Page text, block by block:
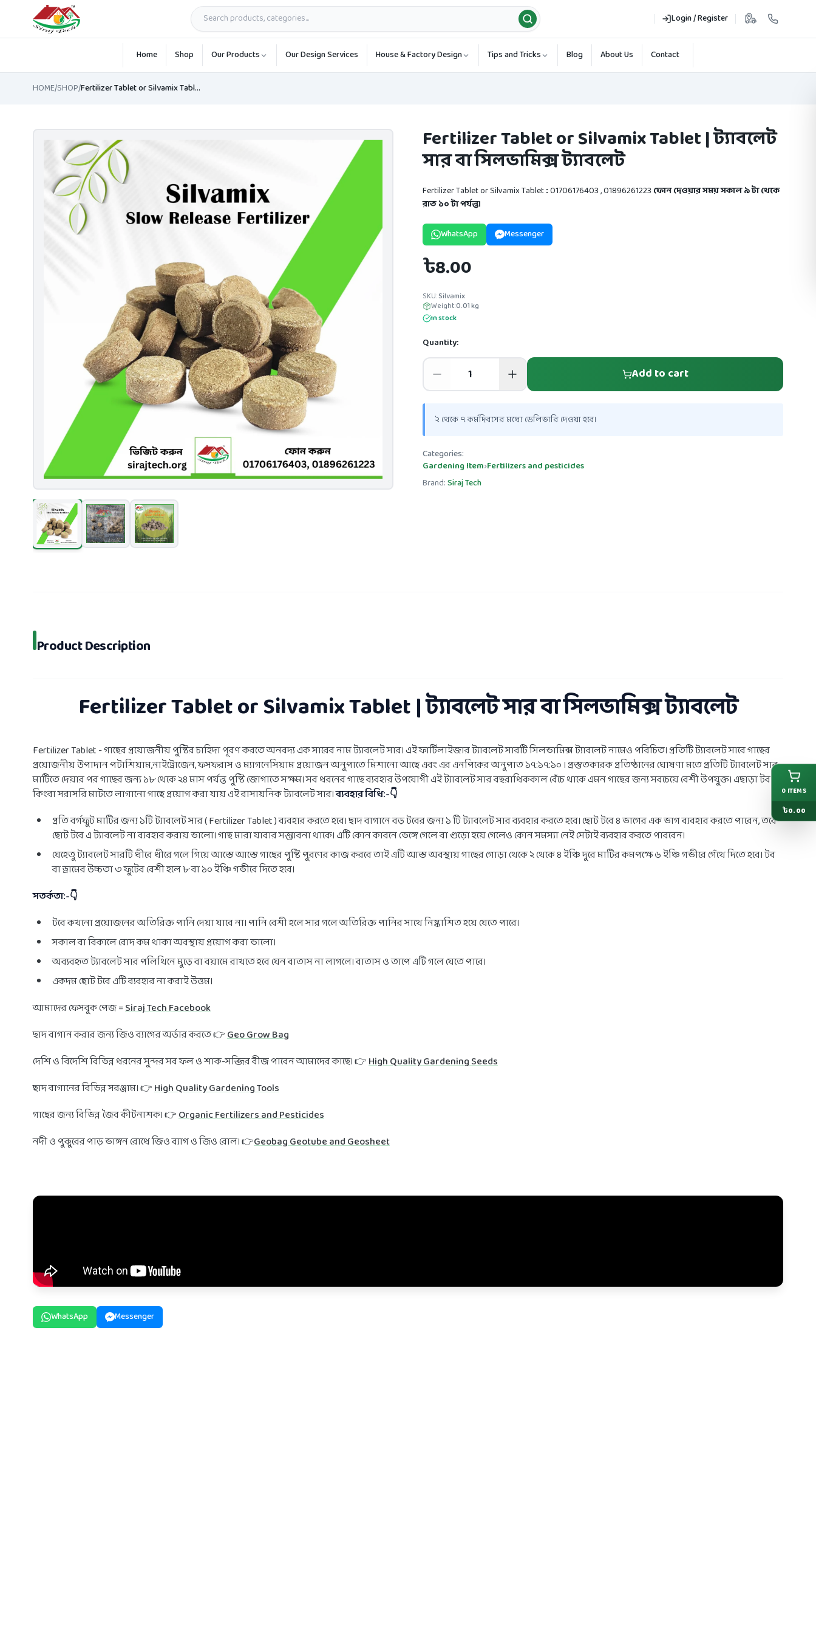
Login / Register
Skip to main content
Home Shop Our Products Our Design Services House & Factory Design Tips and Tricks Blog About Us Contact
HOME/SHOP/ Fertilizer Tablet or Silvamix Tablet | ট্যাবলেট সার বা সিলভামিক্স ট্যাবলেট
Fertilizer Tablet or Silvamix Tablet | ট্যাবলেট
সার বা সিলভামিক্স ট্যাবলেট
Fertilizer Tablet or Silvamix Tablet:01706176403,01896261223 ফোন দেওয়ার সময় সকাল ৯ টা থেকে
রাত ১০ টা পর্যন্ত।
WhatsApp Messenger
৳8.00
SKU: Silvamix
Weight:0.01kg
In stock
Quantity:
Add to cart
২ থেকে ৭ কর্মদিবসের মধ্যে ডেলিভারি দেওয়া হবে।
Categories:
Gardening Item›Fertilizers and pesticides
Brand:Siraj Tech
Product Description
Fertilizer Tablet or Silvamix Tablet | ট্যাবলেট সার বা সিলভামিক্স ট্যাবলেট
Fertilizer Tablet - গাছের প্রয়োজনীয় পুষ্টির চাহিদা পূরণ করতে অনবদ্য এক সারের নাম ট্যাবলেট সার। এই ফার্টিলাইজার ট্যাবলেট সারটি সিলভামিক্স ট্যাবলেট নামেও পরিচিত। প্রতিটি ট্যাবলেট সারে গাছের
প্রয়োজনীয় উপাদান পটাশিয়াম,নাইট্রোজেন, ফসফরাস ও ম্যাগনেসিয়াম প্রয়োজন অনুপাতে মিশানো আছে এবং এর এনপিকের অনুপাত ১৭:১৭:১০ । প্রস্তুতকারক প্রতিষ্ঠানের ঘোষণা মতে প্রতিটি ট্যাবলেট সার
মাটিতে দেয়ার পর গাছের জন্য ১৮ থেকে ২৪ মাস পর্যন্ত পুষ্টি জোগাতে সক্ষম। সব ধরনের গাছে ব্যবহার উপযোগী এই ট্যাবলেট সার বছরাধিককাল বেঁচে থাকে এমন গাছের জন্য সবচেয়ে বেশী উপযুক্ত। এছাড়া টব
কিংবা সরাসরি মাটতে লাগানো গাছে প্রয়োগ করা যায় এই রাসায়নিক ট্যাবলেট সার।ব্যবহার বিধি:-👇
প্রতি বর্গফুট মাটির জন্য ১টি ট্যাবলেট সার ( Fertilizer Tablet ) ব্যবহার করতে হবে। ছাদ বাগানে বড় টবের জন্য ১ টি ট্যাবলেট সার ব্যবহার করতে হবে। ছোট টবে ৪ ভাগের এক ভাগ ব্যবহার করতে পারেন, তবে
ছোট টবে এ ট্যাবলেট না ব্যবহার করায় ভালো। গাছ মারা যাবার সম্ভাবনা থাকে। এটি কোন কারনে ভেঙ্গে গেলে বা গুড়ো হয়ে গেলেও কোন সমস্যা নেই সেটাই ব্যবহার করতে পারবেন।
যেহেতু ট্যাবলেট সারটি ধীরে ধীরে গলে গিয়ে আস্তে আস্তে গাছের পুষ্টি পুরণের কাজ করবে তাই এটি আস্ত অবস্থায় গাছের গোড়া থেকে ২ থেকে ৪ ইঞ্চি দুরে মাটির কমপক্ষে ৬ ইঞ্চি গভীরে গেঁথে দিতে হবে। টব
বা ড্রামের উচ্চতা ৩ ফুটের বেশী হলে ৮ বা ১০ ইঞ্চি গভীরে দিতে হবে।
সতর্কতা:-👇
টবে কখনো প্রয়োজনের অতিরিক্ত পানি দেয়া যাবে না। পানি বেশী হলে সার গলে অতিরিক্ত পানির সাথে নিষ্কাশিত হয়ে যেতে পারে।
সকাল বা বিকালে রোদ কম থাকা অবস্থায় প্রয়োগ করা ভালো।
অব্যবহৃত ট্যাবলেট সার পলিথিনে মুড়ে বা বয়ামে রাখতে হবে যেন বাতাস না লাগলে। বাতাস ও তাপে এটি গলে যেতে পারে।
একদম ছোট টবে এটি ব্যবহার না করাই উত্তম।
আমাদের ফেসবুক পেজ =Siraj Tech Facebook
ছাদ বাগান করার জন্য জিও ব্যাগের অর্ডার করতে 👉Geo Grow Bag
দেশি ও বিদেশি বিভিন্ন ধরনের সুন্দর সব ফল ও শাক-সব্জির বীজ পাবেন আমাদের কাছে। 👉High Quality Gardening Seeds
ছাদ বাগানের বিভিন্ন সরঞ্জাম। 👉High Quality Gardening Tools
গাছের জন্য বিভিন্ন জৈব কীটনাশক। 👉Organic Fertilizers and Pesticides
নদী ও পুকুরের পাড় ভাঙ্গন রোধে জিও ব্যাগ ও জিও রোল। 👉Geobag Geotube and Geosheet
WhatsApp Messenger
0 ITEMS
৳0.00